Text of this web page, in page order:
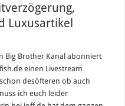
Luxusartikel
Big Brother Kanal abonniert
einen Livestream
desöfteren ob auch
ich euch leider